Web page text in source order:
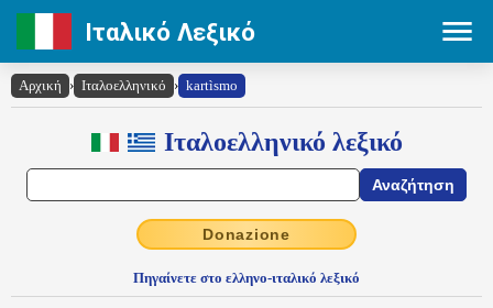
Ιταλικό Λεξικό
Αρχική › Ιταλοελληνικό › kartìsmo
Ιταλοελληνικό λεξικό
Donazione
Πηγαίνετε στο ελληνο-ιταλικό λεξικό